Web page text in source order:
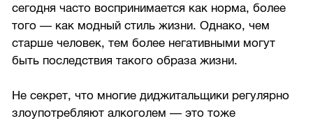
сегодня часто воспринимается как норма, более
того — как модный стиль жизни. Однако, чем
старше человек, тем более негативными могут
быть последствия такого образа жизни.
Не секрет, что многие диджитальщики регулярно
злоупотребляют алкоголем — это тоже